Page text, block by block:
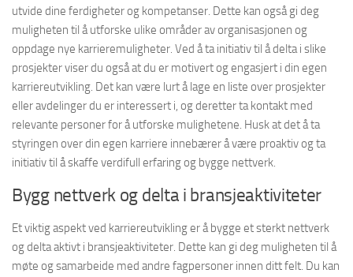
utvide dine ferdigheter og kompetanser. Dette kan også gi deg
muligheten til å utforske ulike områder av organisasjonen og
oppdage nye karrieremuligheter. Ved å ta initiativ til å delta i slike
prosjekter viser du også at du er motivert og engasjert i din egen
karriereutvikling. Det kan være lurt å lage en liste over prosjekter
eller avdelinger du er interessert i, og deretter ta kontakt med
relevante personer for å utforske mulighetene. Husk at det å ta
styringen over din egen karriere innebærer å være proaktiv og ta
initiativ til å skaffe verdifull erfaring og bygge nettverk.
Bygg nettverk og delta i bransjeaktiviteter
Et viktig aspekt ved karriereutvikling er å bygge et sterkt nettverk
og delta aktivt i bransjeaktiviteter. Dette kan gi deg muligheten til å
møte og samarbeide med andre fagpersoner innen ditt felt. Du kan